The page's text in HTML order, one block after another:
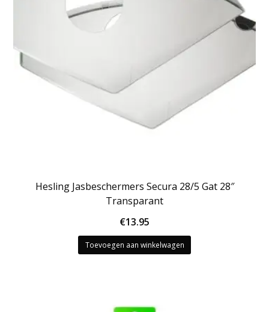
Hesling Jasbeschermers Secura 28/5 Gat 28″
Transparant
€13.95
Toevoegen aan winkelwagen